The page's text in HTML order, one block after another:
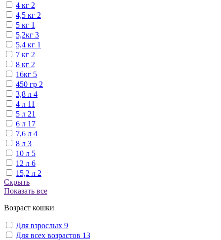
4 кг 2
4,5 кг 2
5 кг 1
5,2кг 3
5,4 кг 1
7 кг 2
8 кг 2
16кг 5
450 гр 2
3,8 л 4
4 л 11
5 л 21
6 л 17
7,6 л 4
8 л 3
10 л 5
12 л 6
15,2 л 2
Скрыть
Показать все
Возраст кошки
Для взрослых 9
Для всех возрастов 13